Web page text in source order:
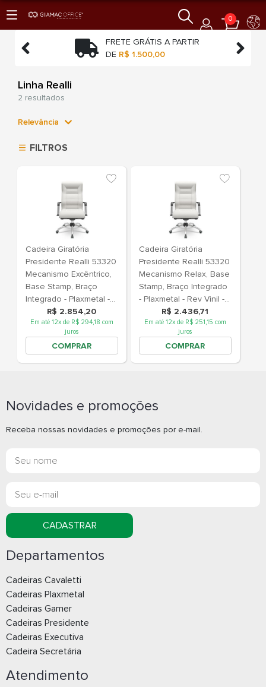
0

FRETE GRÁTIS A PARTIR
DE R$ 1.500,00 
Linha Realli
2 resultados
Relevância
Maior Preço
Ordem Alfabética
FILTROS
Cadeira Giratória
Base Stamp, Braço
Integrado - Plaxmetal -
Cinza
Em até 12x de R$ 294,18 com
Cadeira
- Plaxmetal - Rev Vinil -
Novidades e promoções
Receba nossas novidades e promoções por e-mail.
CADASTRAR
Departamentos
Cadeiras Cavaletti
Cadeiras Plaxmetal
Cadeiras Gamer
Cadeiras Presidente
Cadeiras Executiva
Cadeira Secretária
Atendimento